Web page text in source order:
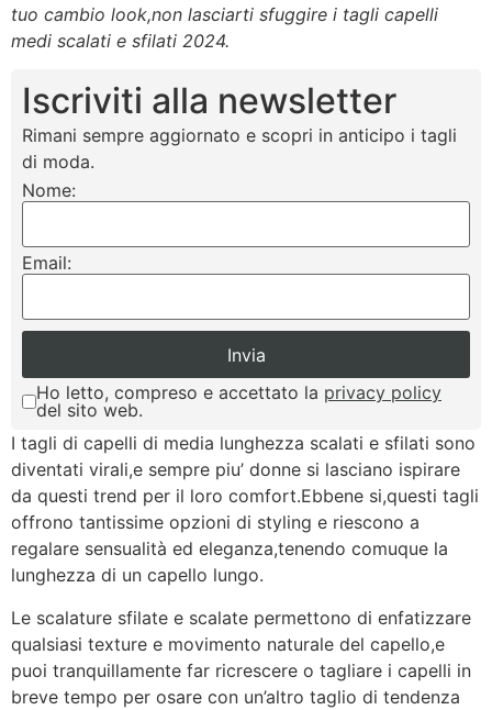
tuo cambio look,non lasciarti sfuggire i tagli capelli
medi scalati e sfilati 2024.
Iscriviti alla newsletter
Rimani sempre aggiornato e scopri in anticipo i tagli
di moda.
Nome:
Email:
Ho letto, compreso e accettato la privacy policy
del sito web.
I tagli di capelli di media lunghezza scalati e sfilati sono
diventati virali,e sempre piu’ donne si lasciano ispirare
da questi trend per il loro comfort.Ebbene si,questi tagli
offrono tantissime opzioni di styling e riescono a
regalare sensualità ed eleganza,tenendo comuque la
lunghezza di un capello lungo.
Le scalature sfilate e scalate permettono di enfatizzare
qualsiasi texture e movimento naturale del capello,e
puoi tranquillamente far ricrescere o tagliare i capelli in
breve tempo per osare con un’altro taglio di tendenza